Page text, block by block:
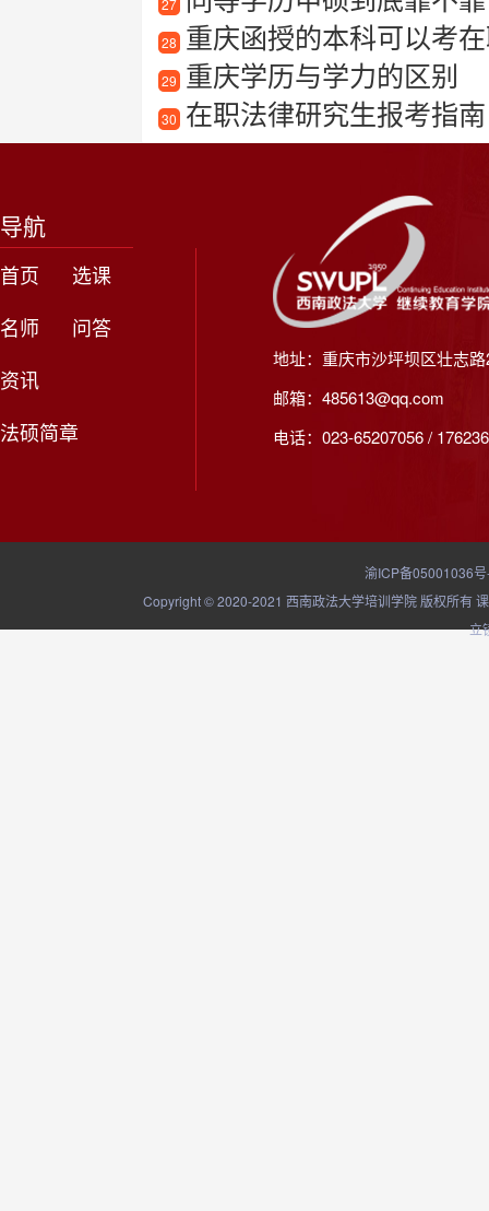
27
28 重庆函授的本科可以考
29 重庆学历与学力的区别
30 在职法律研究生报考指南
导航
首页
选课
名师
问答
资讯
法硕简章
地址：重庆市沙坪坝区壮志
邮箱：485613@qq.com
电话：023-65207056 /
渝ICP备05001036
Copyright © 2020-2021 西南政法大学培训学院 版权所有
立